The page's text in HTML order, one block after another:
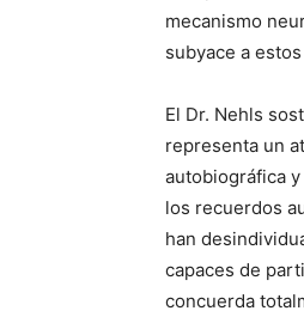
mecanismo
subyace a
El Dr. Nehls
representa un
autobiográfica
los recuerdos
han
capaces de
concuerda